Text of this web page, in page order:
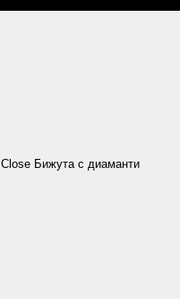
Close Бижута с диаманти